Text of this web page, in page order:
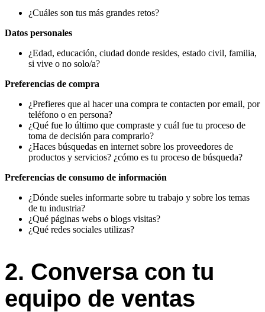
¿Cuáles son tus más grandes retos?
Datos personales
¿Edad, educación, ciudad donde resides, estado civil, familia,
si vive o no solo/a?
Preferencias de compra
¿Prefieres que al hacer una compra te contacten por email, por
teléfono o en persona?
¿Qué fue lo último que compraste y cuál fue tu proceso de
toma de decisión para comprarlo?
¿Haces búsquedas en internet sobre los proveedores de
productos y servicios? ¿cómo es tu proceso de búsqueda?
Preferencias de consumo de información
¿Dónde sueles informarte sobre tu trabajo y sobre los temas
de tu industria?
¿Qué páginas webs o blogs visitas?
¿Qué redes sociales utilizas?
2. Conversa con tu
equipo de ventas